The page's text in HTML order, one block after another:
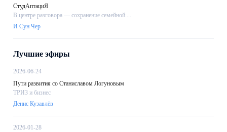
СтудАптациЯ
В центре разговора — сохранение семейной....
И Сун Чер
Лучшие эфиры
2026-06-24
Пути развития со Станиславом Логуновым
ТРИЗ и бизнес
Денис Кузавлёв
2026-01-28